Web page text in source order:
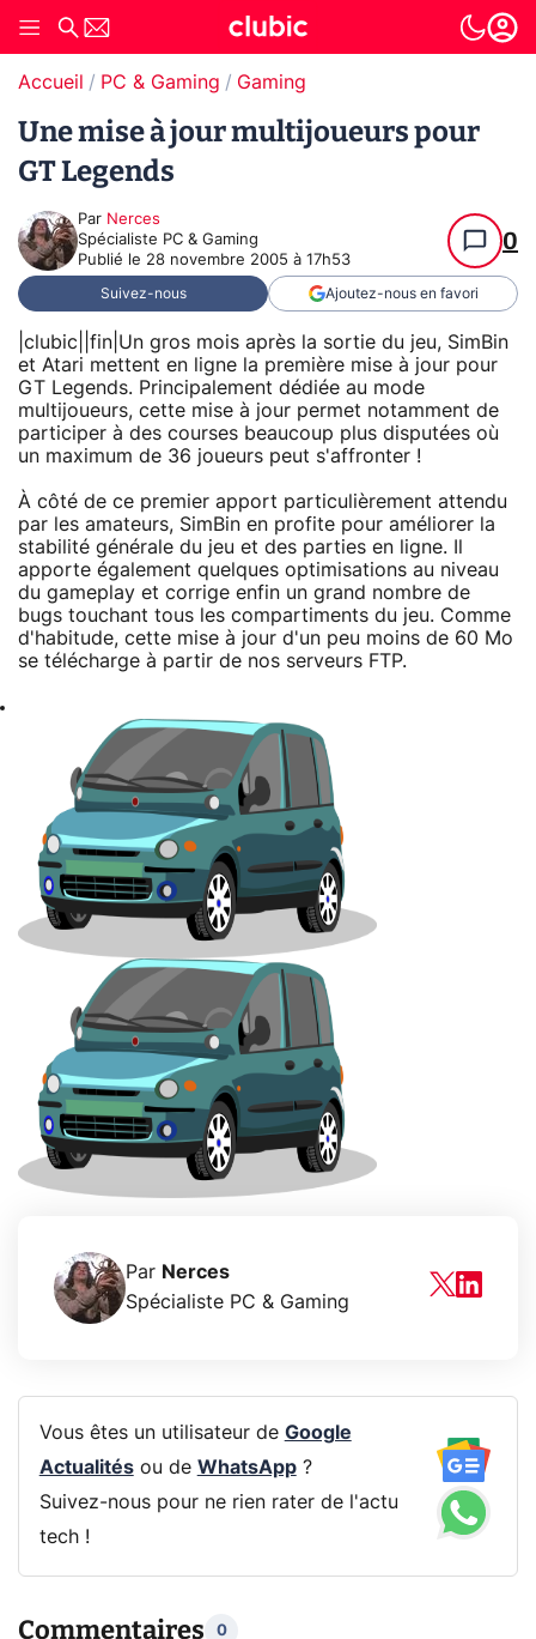
Accueil PC & Gaming Gaming
Une mise à jour multijoueurs pour
GT Legends
Par Nerces
Spécialiste PC & Gaming
Publié le 28 novembre 2005 à 17h53
0
Suivez-nous Ajoutez-nous en favori
|clubic||fin|Un gros mois après la sortie du jeu, SimBin
et Atari mettent en ligne la première mise à jour pour
GT Legends. Principalement dédiée au mode
multijoueurs, cette mise à jour permet notamment de
participer à des courses beaucoup plus disputées où
un maximum de 36 joueurs peut s'affronter !
À côté de ce premier apport particulièrement attendu
par les amateurs, SimBin en profite pour améliorer la
stabilité générale du jeu et des parties en ligne. Il
apporte également quelques optimisations au niveau
du gameplay et corrige enfin un grand nombre de
bugs touchant tous les compartiments du jeu. Comme
d'habitude, cette mise à jour d'un peu moins de 60 Mo
se télécharge à partir de nos serveurs FTP.
Par Nerces
Spécialiste PC & Gaming
Vous êtes un utilisateur de Google
Actualitésou de WhatsApp?
Suivez-nous pour ne rien rater de l'actu
tech !
Commentaires 0